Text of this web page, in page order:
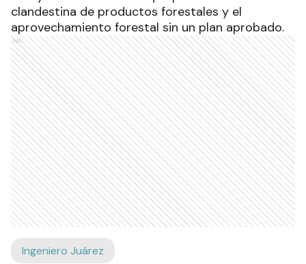
clandestina de productos forestales y el
aprovechamiento forestal sin un plan aprobado.
Ads
Ingeniero Juárez